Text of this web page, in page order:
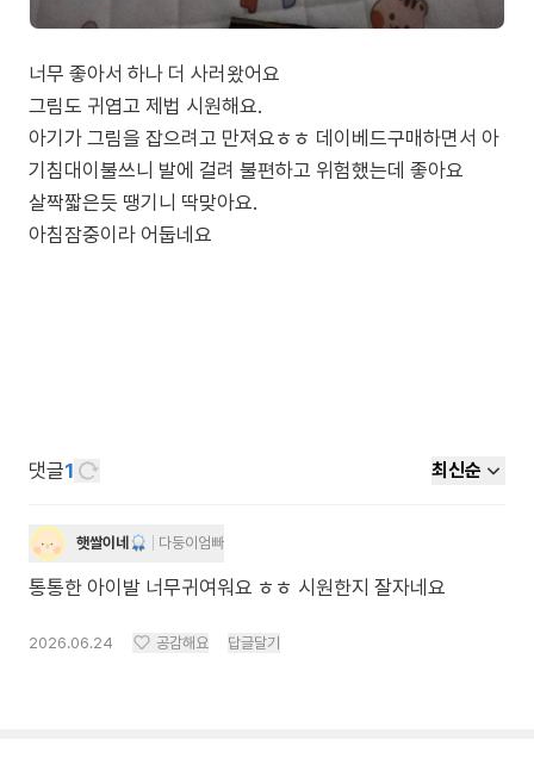
너무 좋아서 하나 더 사러왔어요
그림도 귀엽고 제법 시원해요.
아기가 그림을 잡으려고 만져요ㅎㅎ 데이베드구매하면서 아
기침대이불쓰니 발에 걸려 불편하고 위험했는데 좋아요
살짝짧은듯 땡기니 딱맞아요.
아침잠중이라 어둡네요
댓글1 최신순
햇쌀이네 다둥이엄빠
통통한 아이발 너무귀여워요 ㅎㅎ 시원한지 잘자네요
2026.06.24 공감해요 답글달기